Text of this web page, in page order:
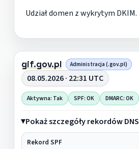
Udział domen z wykrytym DKIM.
gif.gov.pl Administracja (.gov.pl)
08.05.2026 · 22:31 UTC
Aktywna: Tak SPF: OK DMARC: OK
Pokaż szczegóły rekordów DNS
Rekord SPF